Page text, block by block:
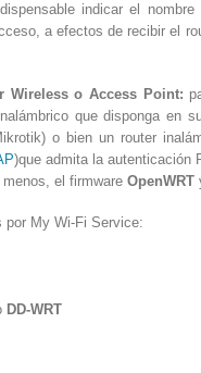
indicar el nombre
a efectos de recibir el
Wireless o Access Point:
que disponga en
o bien un router
)que admita la autenticación
el firmware OpenWRT
por My Wi-Fi Service:
DD-WRT